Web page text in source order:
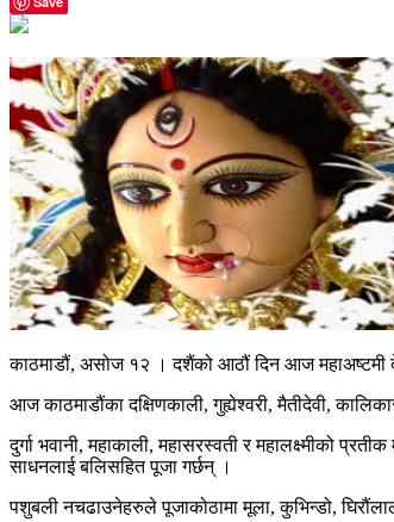
काठमाडौं, असोज १२ । दशैंको आठौं दिन आज महाअष्टमी
आज काठमाडौंका दक्षिणकाली, गुह्येश्वरी, मैतीदेवी,
दुर्गा भवानी, महाकाली, महासरस्वती र महालक्ष्मीको
साधनलाई बलिसहित पूजा गर्छन् ।
पशुबली नचढाउनेहरुले पूजाकोठामा मूला, कुभिन्डो,